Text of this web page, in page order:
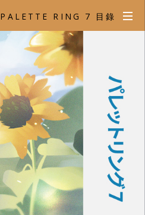
PALETTE RING 7 目錄